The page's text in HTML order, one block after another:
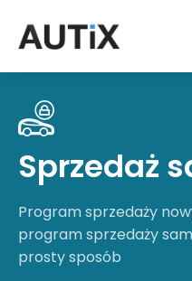
Sprzedaż
Program sprzedaży
program sprzedaży
prosty sposób